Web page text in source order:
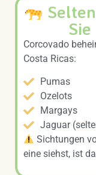
Corcovado
Costa Ricas:
Pumas
Ozelots
Margays
Jaguar
Sichtungen
eine siehst, ist